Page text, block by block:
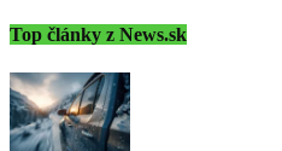
Top články z News.sk